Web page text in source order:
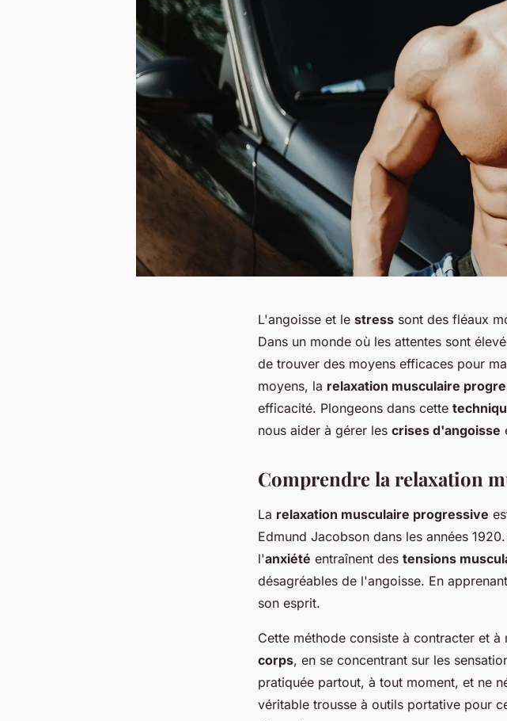
L'angoisse et le stress sont des fléaux
Dans un monde où les attentes sont
de trouver des moyens efficaces pour
moyens, la relaxation musculaire
efficacité. Plongeons dans cette
nous aider à gérer les crises d'angoisse
Comprendre la relaxation
La relaxation musculaire progressive
Edmund Jacobson dans les années
l'anxiété entraînent des tensions
désagréables de l'angoisse. En
son esprit.
Cette méthode consiste à contracter et à
corps, en se concentrant sur les
pratiquée partout, à tout moment, et ne
véritable trousse à outils portative pour